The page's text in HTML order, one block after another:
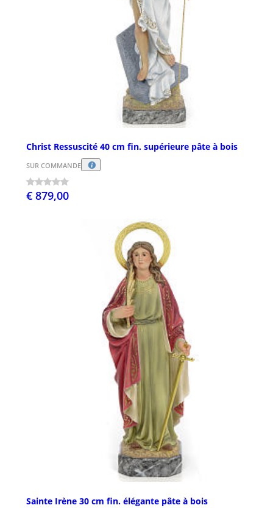
Christ Ressuscité 40 cm fin. supérieure pâte à bois
SUR COMMANDE
€ 879,00
Sainte Irène 30 cm fin. élégante pâte à bois